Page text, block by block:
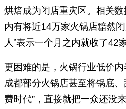
烘焙成为闭店重灾区。相关
内有将近14万家火锅店黯然
人”表示一个月之内就收了42
更困难的是，火锅行业低价内
成都部分火锅店甚至将锅底
费时代”，直接就把一众还没